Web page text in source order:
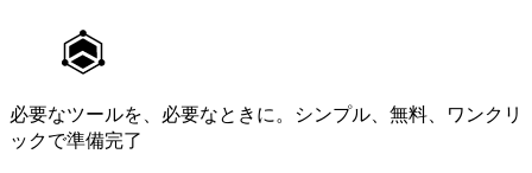
必要なツールを、必要なときに。 シンプル、無料、ワンクリ
ックで準備完了